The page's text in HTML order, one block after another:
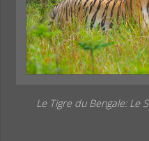
Le Tigre du Bengale: Le